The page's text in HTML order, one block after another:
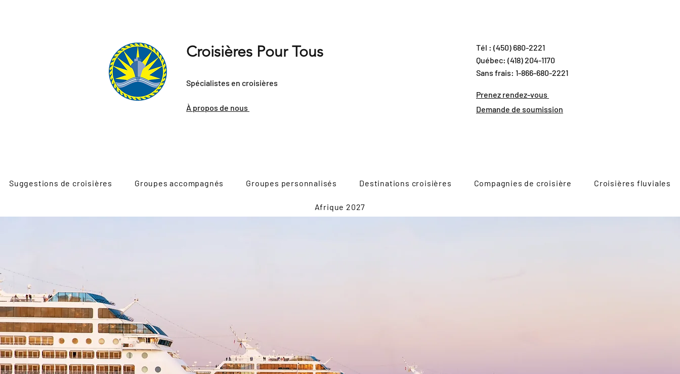
Croisières Pour Tous
Spécialistes en croisières
À propos de nous
Tél : (450) 680-2221
Québec: (418) 204-1170
Sans frais: 1-866-680-2221
Prenez rendez-vous
Demande de soumission
Suggestions de croisières Groupes accompagnés Groupes personnalisés Destinations croisières Compagnies de croisière Croisières fluviales
Afrique 2027